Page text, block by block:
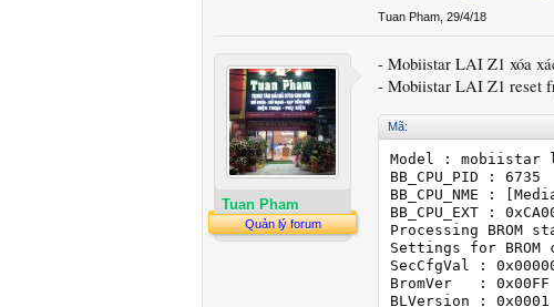
Tuan Pham 29/4/18
Tuan Pham
Quản lý forum
- Mobiistar LAI Z1 xóa
- Mobiistar LAI Z1 reset
Mã:
Model : mobiistar
BB_CPU_PID : 6735
BB_CPU_NME :
BB_CPU_EXT :
Processing BROM
Settings for BROM
SecCfgVal :
BromVer   : 0x00FF
BLVersion : 0x0001